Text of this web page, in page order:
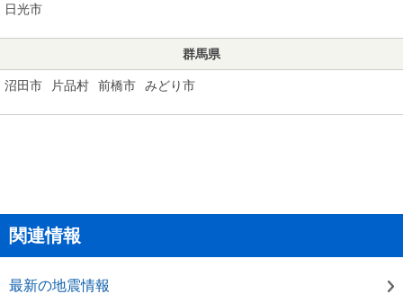
日光市
群馬県
沼田市 片品村 前橋市 みどり市
関連情報
最新の地震情報